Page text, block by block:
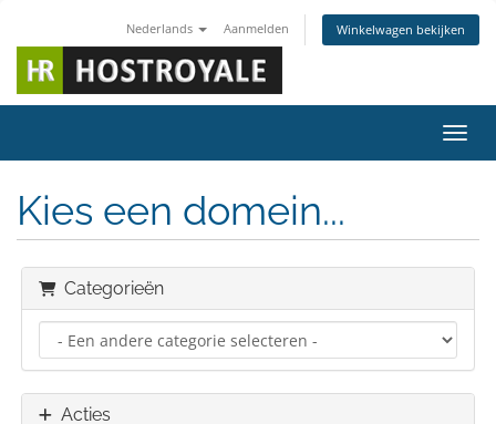
Nederlands Aanmelden Winkelwagen bekijken
Kies een domein...
Categorieën
Acties